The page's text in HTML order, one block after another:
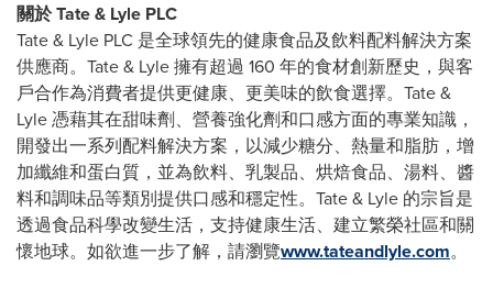
關於 Tate & Lyle PLC
Tate & Lyle PLC 是全球領先的健康食品及飲料配料解決方案
供應商。Tate & Lyle 擁有超過 160 年的食材創新歷史，與客
戶合作為消費者提供更健康、更美味的飲食選擇。Tate &
Lyle 憑藉其在甜味劑、營養強化劑和口感方面的專業知識，
開發出一系列配料解決方案，以減少糖分、熱量和脂肪，增
加纖維和蛋白質，並為飲料、乳製品、烘焙食品、湯料、醬
料和調味品等類別提供口感和穩定性。Tate & Lyle 的宗旨是
透過食品科學改變生活，支持健康生活、建立繁榮社區和關
懷地球。如欲進一步了解，請瀏覽www.tateandlyle.com。